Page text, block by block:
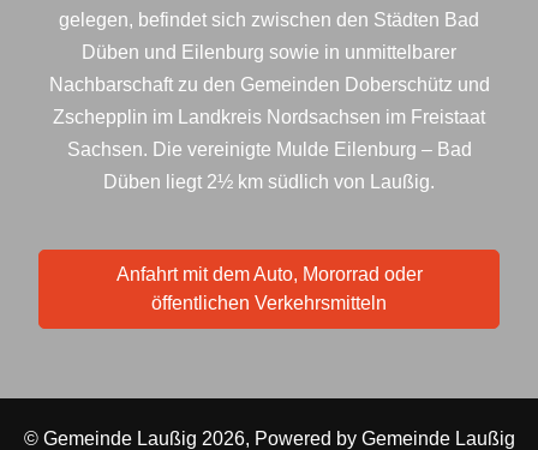
gelegen, befindet sich zwischen den Städten Bad
Düben und Eilenburg sowie in unmittelbarer
Nachbarschaft zu den Gemeinden Doberschütz und
Zschepplin im Landkreis Nordsachsen im Freistaat
Sachsen. Die vereinigte Mulde Eilenburg – Bad
Düben liegt 2½ km südlich von Laußig.
Anfahrt mit dem Auto, Mororrad oder
öffentlichen Verkehrsmitteln
© Gemeinde Laußig 2026, Powered by Gemeinde Laußig